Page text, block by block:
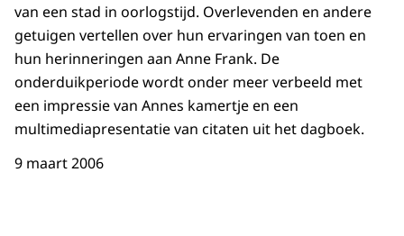
van een stad in oorlogstijd. Overlevenden en andere
getuigen vertellen over hun ervaringen van toen en
hun herinneringen aan Anne Frank. De
onderduikperiode wordt onder meer verbeeld met
een impressie van Annes kamertje en een
multimediapresentatie van citaten uit het dagboek.
9 maart 2006